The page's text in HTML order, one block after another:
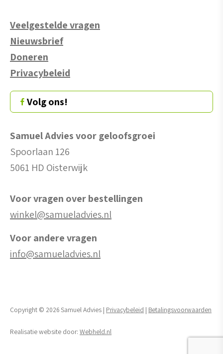
Veelgestelde vragen
Nieuwsbrief
Doneren
Privacybeleid
Volg ons!
Samuel Advies voor geloofsgroei
Spoorlaan 126
5061 HD Oisterwijk
Voor vragen over bestellingen
winkel@samueladvies.nl
Voor andere vragen
info@samueladvies.nl
Copyright © 2026 Samuel Advies | Privacybeleid | Betalingsvoorwaarden
Realisatie website door: Webheld.nl